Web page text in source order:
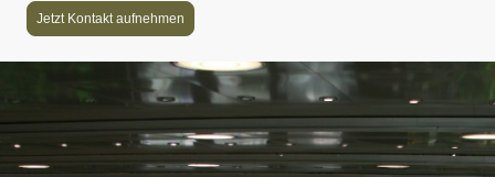
Jetzt Kontakt aufnehmen